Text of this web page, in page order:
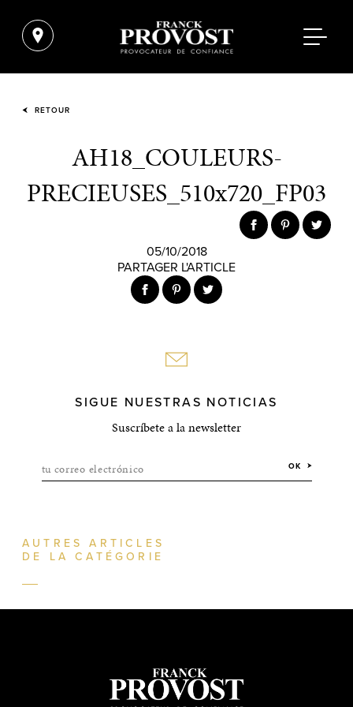
RETOUR
AH18_COULEURS-
PRECIEUSES_510x720_FP03
05/10/2018
PARTAGER L'ARTICLE
SIGUE NUESTRAS NOTICIAS
Suscríbete a la newsletter
tu correo electrónico OK
AUTRES ARTICLES
DE LA CATÉGORIE